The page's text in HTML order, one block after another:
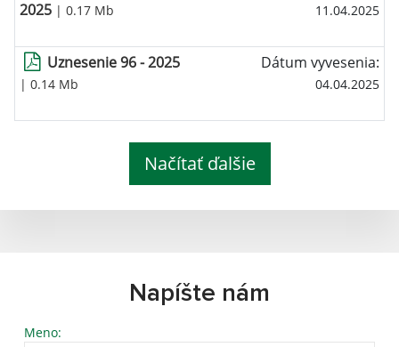
2025 | 0.17 Mb 11.04.2025
Uznesenie 96 - 2025
| 0.14 Mb
Dátum vyvesenia:
04.04.2025
Načítať ďalšie
Napíšte nám
Meno: